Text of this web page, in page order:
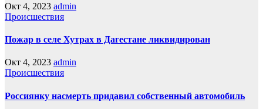
Окт 4, 2023 admin
Происшествия
Пожар в селе Хутрах в Дагестане ликвидирован
Окт 4, 2023 admin
Происшествия
Россиянку насмерть придавил собственный автомобиль